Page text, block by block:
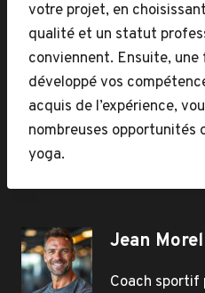
votre projet, en
qualité et un statut
conviennent. Ensuite, une
développé vos
acquis de l’expérience,
nombreuses opportunités
yoga.
Jean Morel
Coach sportif